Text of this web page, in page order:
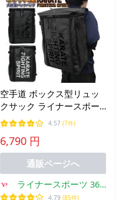
空手道 ボックス型リュッ
クサック ライナースポー
ツオリジナル バックパッ
ク デイパック リュック バ
ック バッグ スクエア 四角
4.57 (7件)
6,790 円
通販ページへ
ライナースポーツ 365
日出荷店
4.79 (85件)